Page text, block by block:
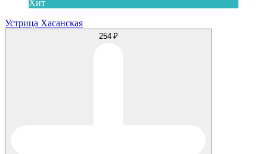
Хит
Устрица Хасанская
254 ₽